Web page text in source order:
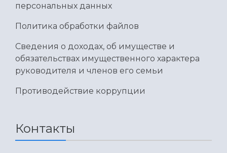
персональных данных
Политика обработки файлов
Сведения о доходах, об имуществе и
обязательствах имущественного характера
руководителя и членов его семьи
Противодействие коррупции
Контакты